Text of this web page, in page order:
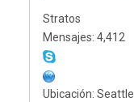
Stratos
Mensajes: 4,412
Ubicación: Seattle